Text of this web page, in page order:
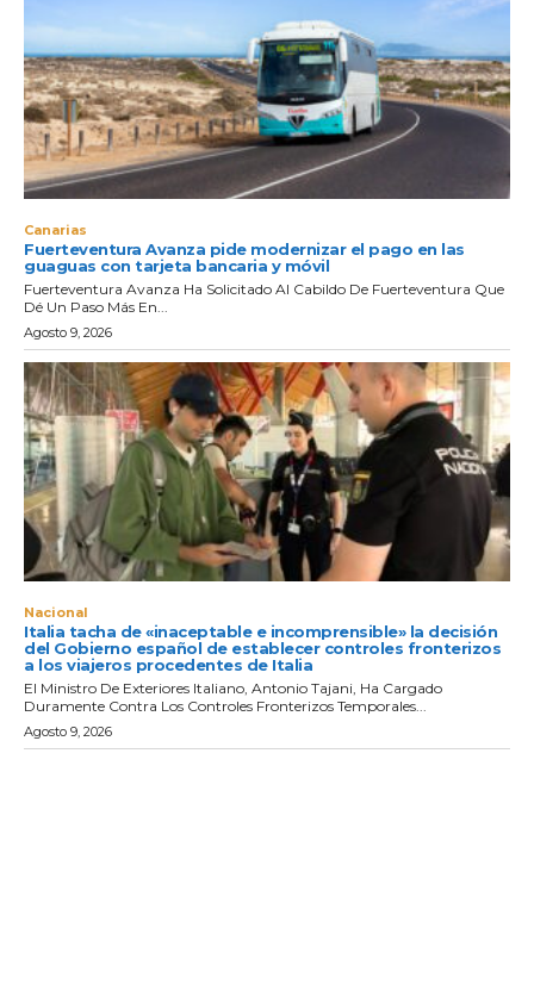
Canarias
Fuerteventura Avanza pide modernizar el pago en las
guaguas con tarjeta bancaria y móvil
Fuerteventura Avanza Ha Solicitado Al Cabildo De Fuerteventura Que
Dé Un Paso Más En...
Agosto 9, 2026
Nacional
Italia tacha de «inaceptable e incomprensible» la decisión
del Gobierno español de establecer controles fronterizos
a los viajeros procedentes de Italia
El Ministro De Exteriores Italiano, Antonio Tajani, Ha Cargado
Duramente Contra Los Controles Fronterizos Temporales...
Agosto 9, 2026